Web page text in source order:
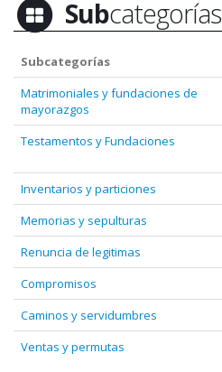
Subcategorías
Subcategorías
Matrimoniales y fundaciones de
mayorazgos
Testamentos y Fundaciones
Inventarios y particiones
Memorias y sepulturas
Renuncia de legitimas
Compromisos
Caminos y servidumbres
Ventas y permutas